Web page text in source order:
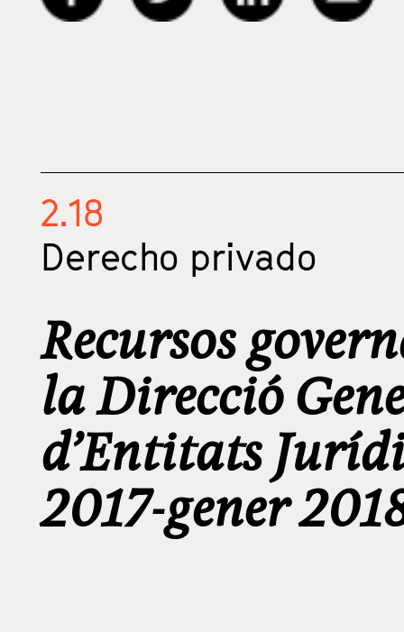
2.18
Derecho privado
Recursos
la Direcció
d’Entitats
2017-gener